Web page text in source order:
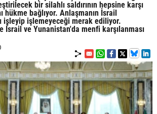
bir silahlı saldırının hepsine karşı
hükme bağlıyor. Anlaşmanın İsrail
işleyip işlemeyeceği merak ediliyor.
İsrail ve Yunanistan'da menfi karşılanması